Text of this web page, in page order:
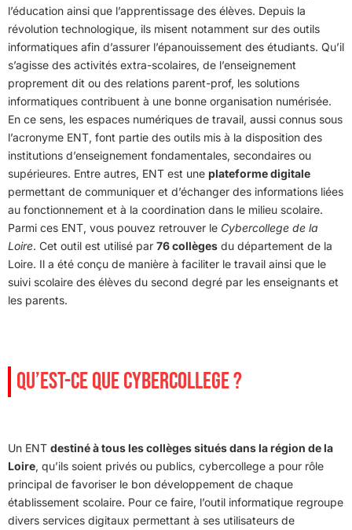
l’éducation ainsi que l’apprentissage des élèves. Depuis la
révolution technologique, ils misent notamment sur des outils
informatiques afin d’assurer l’épanouissement des étudiants. Qu’il
s’agisse des activités extra-scolaires, de l’enseignement
proprement dit ou des relations parent-prof, les solutions
informatiques contribuent à une bonne organisation numérisée.
En ce sens, les espaces numériques de travail, aussi connus sous
l’acronyme ENT, font partie des outils mis à la disposition des
institutions d’enseignement fondamentales, secondaires ou
supérieures. Entre autres, ENT est une plateforme digitale
permettant de communiquer et d’échanger des informations liées
au fonctionnement et à la coordination dans le milieu scolaire.
Parmi ces ENT, vous pouvez retrouver le Cybercollege de la
Loire. Cet outil est utilisé par 76 collèges du département de la
Loire. Il a été conçu de manière à faciliter le travail ainsi que le
suivi scolaire des élèves du second degré par les enseignants et
les parents.
QU’EST-CE QUE CYBERCOLLEGE ?
Un ENT destiné à tous les collèges situés dans la région de la
Loire, qu’ils soient privés ou publics, cybercollege a pour rôle
principal de favoriser le bon développement de chaque
établissement scolaire. Pour ce faire, l’outil informatique regroupe
divers services digitaux permettant à ses utilisateurs de